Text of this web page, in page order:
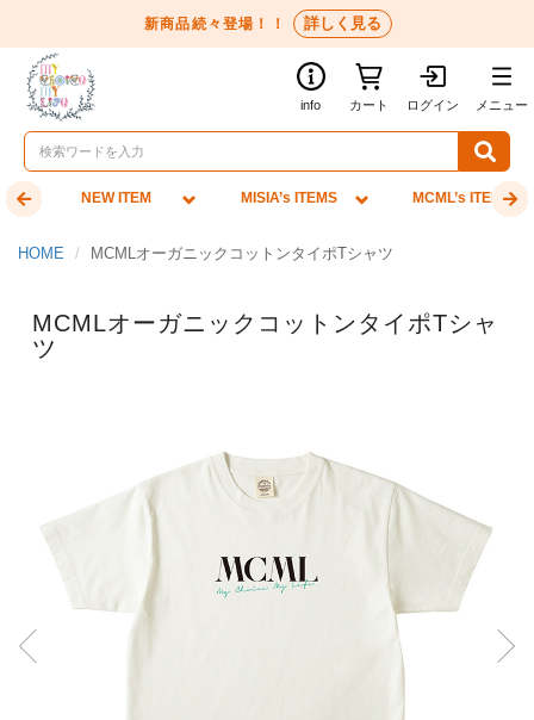
新商品続々登場！！ 詳しく見る
info カート ログイン メニュー
NEW ITEM MISIA’s ITEMS MCML’s ITEMS
HOME MCMLオーガニックコットンタイポTシャツ
MCMLオーガニックコットンタイポTシャ
ツ